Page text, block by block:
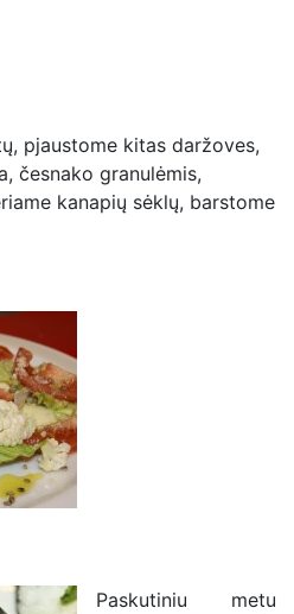
pjaustome kitas daržoves,
česnako granulėmis,
kanapių sėklų, barstome
Paskutiniu metu